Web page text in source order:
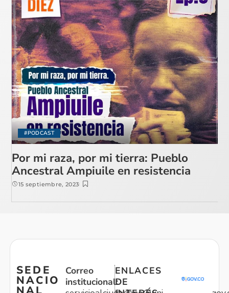
#PODCAST
Por mi raza, por mi tierra: Pueblo
Ancestral Ampiuile en resistencia
15 septiembre, 2023
SEDE
NACIO
Correo
institucional:
ENLACES
DE